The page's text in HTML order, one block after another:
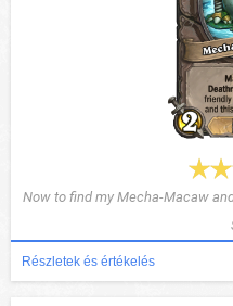
Now to find my Mecha-Macaw
Részletek és értékelés